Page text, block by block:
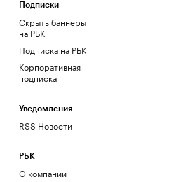
Подписки
Скрыть баннеры
на РБК
Подписка на РБК
Корпоративная
подписка
Уведомления
RSS Новости
РБК
О компании